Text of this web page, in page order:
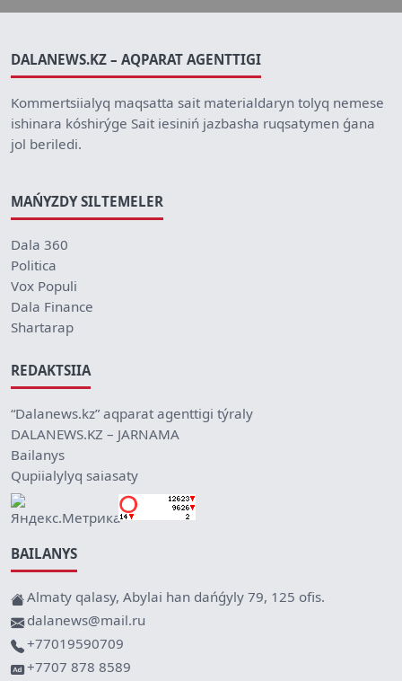
DALANEWS.KZ – AQPARAT AGENTTIGI
Kommertsiialyq maqsatta sait materialdaryn tolyq nemese
ishinara kóshirýge Sait iesiniń jazbasha ruqsatymen ǵana
jol beriledi.
MAŃYZDY SILTEMELER
Dala 360
Politica
Vox Populi
Dala Finance
Shartarap
REDAKTSIIA
“Dalanews.kz” aqparat agenttigi týraly
DALANEWS.KZ – JARNAMA
Bailanys
Qupiialylyq saiasaty
BAILANYS
Almaty qalasy, Abylai han dańǵyly 79, 125 ofis.
dalanews@mail.ru
+77019590709
+7707 878 8589